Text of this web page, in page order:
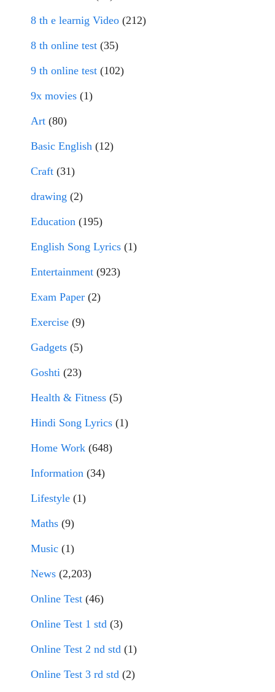
8 th e learnig Video (212)
8 th online test (35)
9 th online test (102)
9x movies (1)
Art (80)
Basic English (12)
Craft (31)
drawing (2)
Education (195)
English Song Lyrics (1)
Entertainment (923)
Exam Paper (2)
Exercise (9)
Gadgets (5)
Goshti (23)
Health & Fitness (5)
Hindi Song Lyrics (1)
Home Work (648)
Information (34)
Lifestyle (1)
Maths (9)
Music (1)
News (2,203)
Online Test (46)
Online Test 1 std (3)
Online Test 2 nd std (1)
Online Test 3 rd std (2)